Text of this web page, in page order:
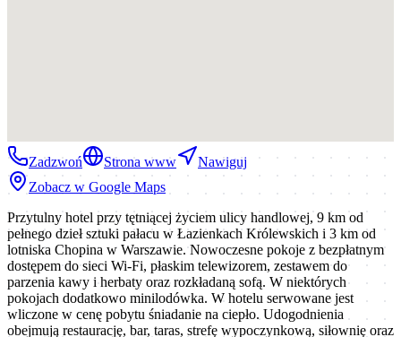
Zadzwoń Strona www
Nawiguj
Zobacz w Google Maps
Przytulny hotel przy tętniącej życiem ulicy handlowej, 9 km od
pełnego dzieł sztuki pałacu w Łazienkach Królewskich i 3 km od
lotniska Chopina w Warszawie. Nowoczesne pokoje z bezpłatnym
dostępem do sieci Wi-Fi, płaskim telewizorem, zestawem do
parzenia kawy i herbaty oraz rozkładaną sofą. W niektórych
pokojach dodatkowo minilodówka. W hotelu serwowane jest
wliczone w cenę pobytu śniadanie na ciepło. Udogodnienia
obejmują restaurację, bar, taras, strefę wypoczynkową, siłownię oraz